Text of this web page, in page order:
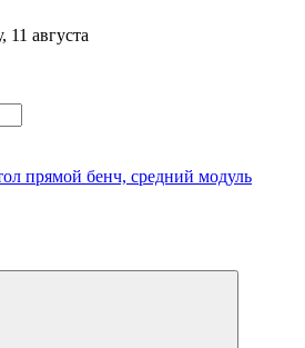
11 августа
прямой бенч, средний модуль